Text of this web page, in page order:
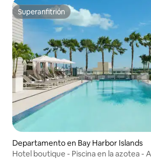
Superanfitrión
Superanfitrión
Departamento en Bay Harbor Islands
Hotel boutique - Piscina en la azotea -